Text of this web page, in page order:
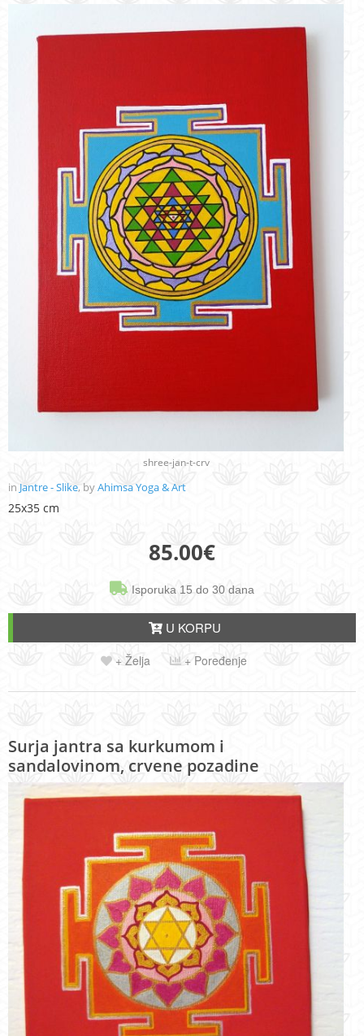
shree-jan-t-crv
in Jantre - Slike, byAhimsa Yoga & Art
25x35 cm
85.00€
Isporuka 15 do 30 dana
U KORPU
+ Želja + Poređenje
Surja jantra sa kurkumom i
sandalovinom, crvene pozadine